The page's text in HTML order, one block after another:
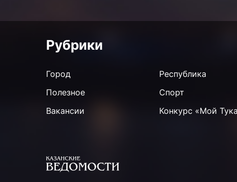
Рубрики
Город Республика
Полезное
Спорт
Вакансии
Конкурс «Мой